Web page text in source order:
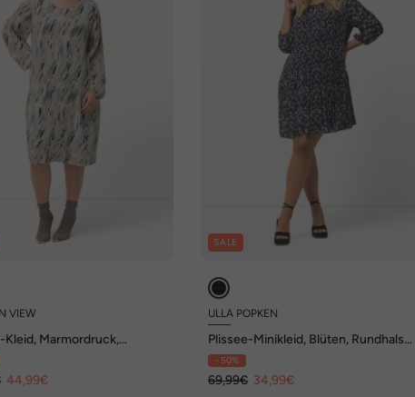
VIEW
Kleid, Marmordruck,
Rundhals, Langarm
44,99€
SALE
ULLA POPKEN
Plissee-Minikleid, Blüten, Rundhals,
3/4-Arm
- 50%
69,99€ 34,99€